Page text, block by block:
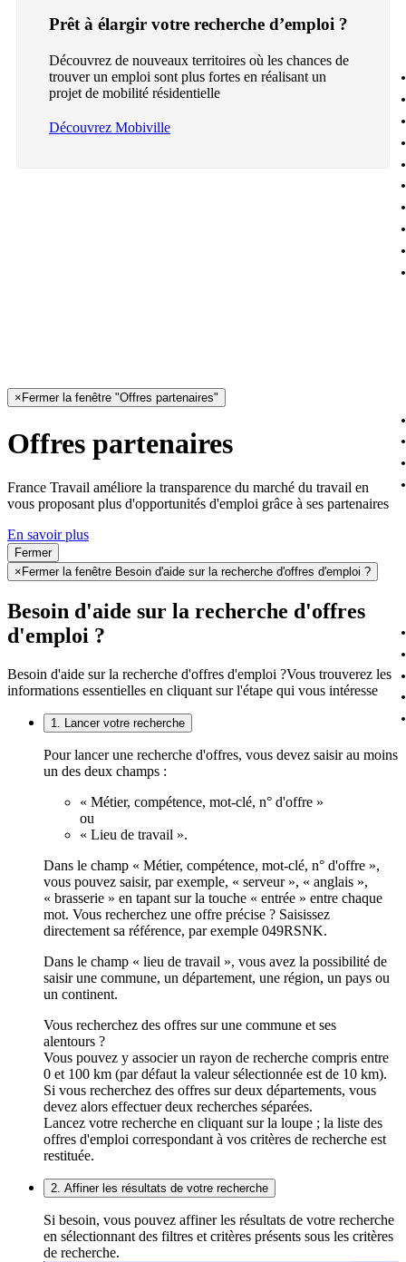
Prêt à élargir votre recherche d’emploi ?
Découvrez de nouveaux territoires où les chances de
trouver un emploi sont plus fortes en réalisant un
projet de mobilité résidentielle
Découvrez Mobiville
× Fermer la fenêtre "Offres partenaires"
Offres partenaires
France Travail améliore la transparence du marché du travail en
vous proposant plus d'opportunités d'emploi grâce à ses partenaires
En savoir plus
Fermer
× Fermer la fenêtre Besoin d'aide sur la recherche d'offres d'emploi ?
Besoin d'aide sur la recherche d'offres
d'emploi ?
Besoin d'aide sur la recherche d'offres d'emploi ?Vous trouverez les
informations essentielles en cliquant sur l'étape qui vous intéresse
1. Lancer votre recherche
Pour lancer une recherche d'offres, vous devez saisir au moins
un des deux champs :
« Métier, compétence, mot-clé, n° d'offre »
ou
« Lieu de travail ».
Dans le champ « Métier, compétence, mot-clé, n° d'offre »,
vous pouvez saisir, par exemple, « serveur », « anglais »,
« brasserie » en tapant sur la touche « entrée » entre chaque
mot. Vous recherchez une offre précise ? Saisissez
directement sa référence, par exemple 049RSNK.
Dans le champ « lieu de travail », vous avez la possibilité de
saisir une commune, un département, une région, un pays ou
un continent.
Vous recherchez des offres sur une commune et ses
alentours ?
Vous pouvez y associer un rayon de recherche compris entre
0 et 100 km (par défaut la valeur sélectionnée est de 10 km).
Si vous recherchez des offres sur deux départements, vous
devez alors effectuer deux recherches séparées.
Lancez votre recherche en cliquant sur la loupe ; la liste des
offres d'emploi correspondant à vos critères de recherche est
restituée.
2. Affiner les résultats de votre recherche
Si besoin, vous pouvez affiner les résultats de votre recherche
en sélectionnant des filtres et critères présents sous les critères
de recherche.